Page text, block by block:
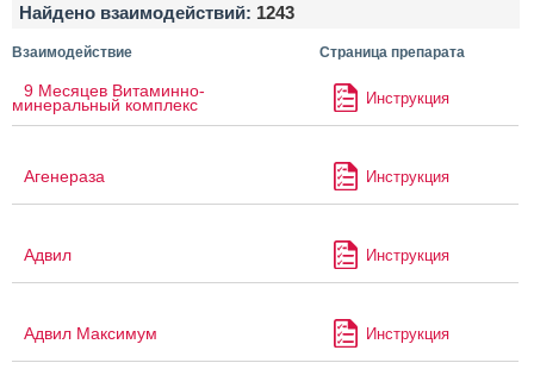
Найдено взаимодействий: 1243
Взаимодействие Страница препарата
9 Месяцев Витаминно-
минеральный комплекс Инструкция
Агенераза Инструкция
Адвил Инструкция
Адвил Максимум Инструкция